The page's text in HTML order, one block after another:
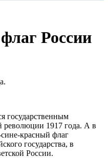
России
государственным
революции 1917 года. А в
красный флаг
государства, в
России.